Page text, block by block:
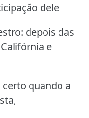
dele
depois das
e
certo quando a